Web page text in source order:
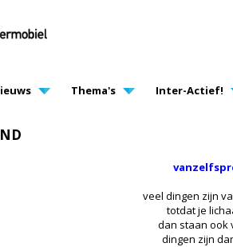
PAGE NAVIGATION
Thema's Inter-Actief!
veel dingen zijn
totdat je
dan staan ook
dingen zijn